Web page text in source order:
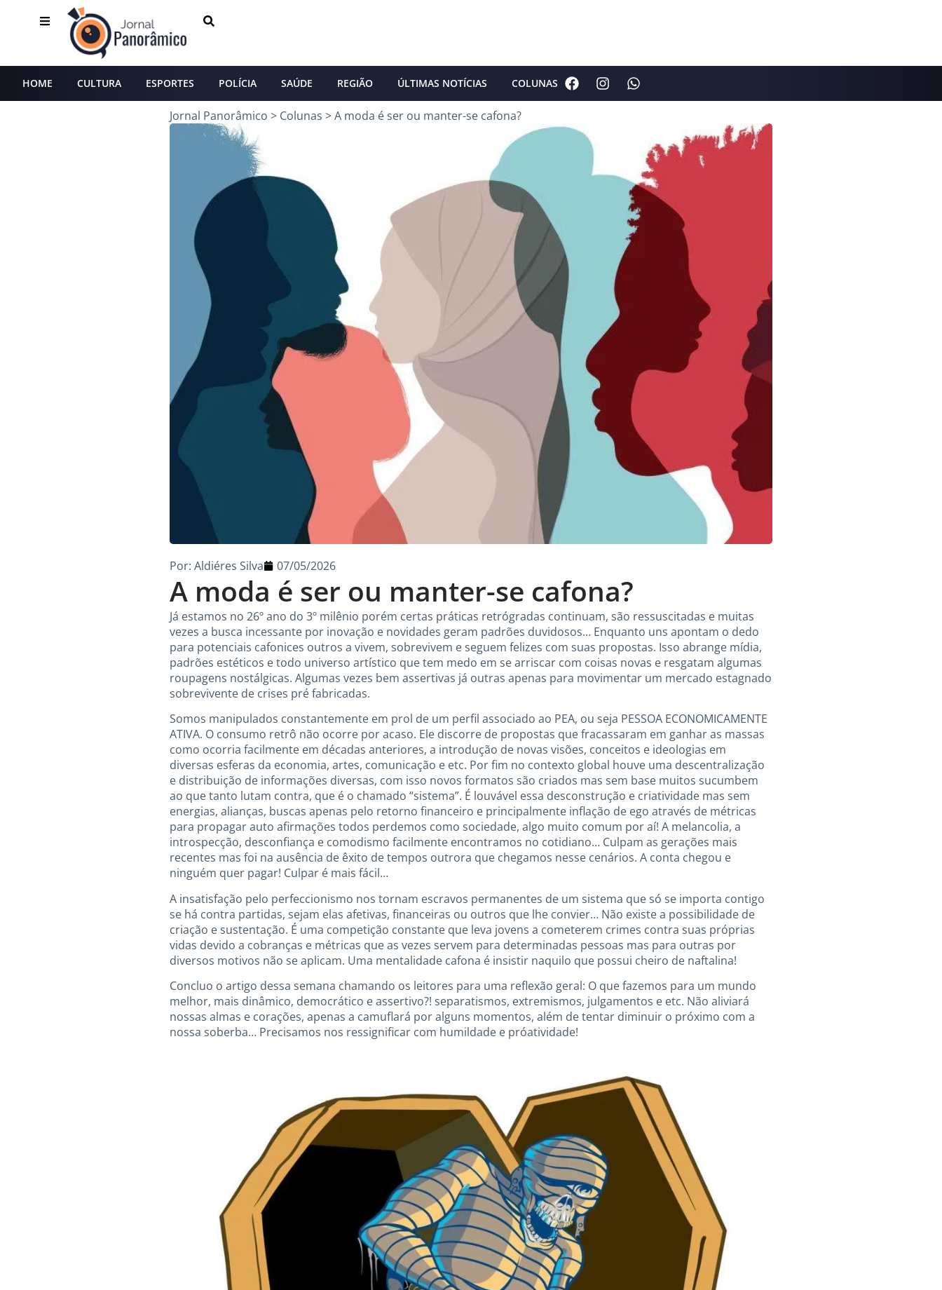
HOME CULTURA ESPORTES POLÍCIA SAÚDE REGIÃO ÚLTIMAS NOTÍCIAS COLUNAS
Jornal Panorâmico > Colunas >A moda é ser ou manter-se cafona?
A moda é ser ou manter-se cafona?
Por: Aldiéres Silva 07/05/2026
Já estamos no 26º ano do 3º milênio porém certas práticas retrógradas continuam, são ressuscitadas e muitas
vezes a busca incessante por inovação e novidades geram padrões duvidosos… Enquanto uns apontam o dedo
para potenciais cafonices outros a vivem, sobrevivem e seguem felizes com suas propostas. Isso abrange mídia,
padrões estéticos e todo universo artístico que tem medo em se arriscar com coisas novas e resgatam algumas
roupagens nostálgicas. Algumas vezes bem assertivas já outras apenas para movimentar um mercado estagnado
sobrevivente de crises pré fabricadas.
Somos manipulados constantemente em prol de um perfil associado ao PEA, ou seja PESSOA ECONOMICAMENTE
ATIVA. O consumo retrô não ocorre por acaso. Ele discorre de propostas que fracassaram em ganhar as massas
como ocorria facilmente em décadas anteriores, a introdução de novas visões, conceitos e ideologias em
diversas esferas da economia, artes, comunicação e etc. Por fim no contexto global houve uma descentralização
e distribuição de informações diversas, com isso novos formatos são criados mas sem base muitos sucumbem
ao que tanto lutam contra, que é o chamado “sistema”. É louvável essa desconstrução e criatividade mas sem
energias, alianças, buscas apenas pelo retorno financeiro e principalmente inflação de ego através de métricas
para propagar auto afirmações todos perdemos como sociedade, algo muito comum por aí! A melancolia, a
introspecção, desconfiança e comodismo facilmente encontramos no cotidiano… Culpam as gerações mais
recentes mas foi na ausência de êxito de tempos outrora que chegamos nesse cenários. A conta chegou e
ninguém quer pagar! Culpar é mais fácil…
A insatisfação pelo perfeccionismo nos tornam escravos permanentes de um sistema que só se importa contigo
se há contra partidas, sejam elas afetivas, financeiras ou outros que lhe convier… Não existe a possibilidade de
criação e sustentação. É uma competição constante que leva jovens a cometerem crimes contra suas próprias
vidas devido a cobranças e métricas que as vezes servem para determinadas pessoas mas para outras por
diversos motivos não se aplicam. Uma mentalidade cafona é insistir naquilo que possui cheiro de naftalina!
Concluo o artigo dessa semana chamando os leitores para uma reflexão geral: O que fazemos para um mundo
melhor, mais dinâmico, democrático e assertivo?! separatismos, extremismos, julgamentos e etc. Não aliviará
nossas almas e corações, apenas a camuflará por alguns momentos, além de tentar diminuir o próximo com a
nossa soberba… Precisamos nos ressignificar com humildade e próatividade!